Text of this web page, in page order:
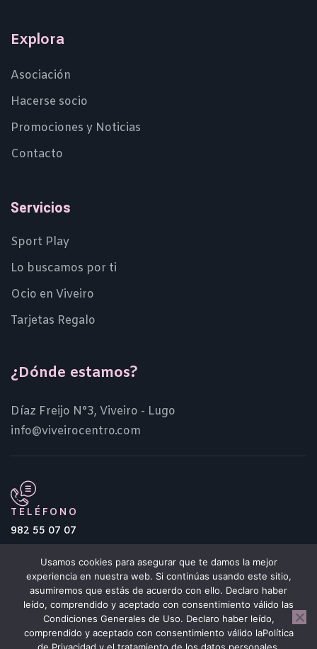
Explora
Asociación
Hacerse socio
Promociones y Noticias
Contacto
Servicios
Sport Play
Lo buscamos por ti
Ocio en Viveiro
Tarjetas Regalo
¿Dónde estamos?
Díaz Freijo N°3, Viveiro - Lugo
info@viveirocentro.com
TELÉFONO
982 55 07 07
Centro Comercial Histórico de Viveiro
Usamos cookies para asegurar que te damos la mejor
experiencia en nuestra web. Si continúas usando este sitio,
asumiremos que estás de acuerdo con ello. Declaro haber
leído, comprendido y aceptado con consentimiento válido las
Condiciones Generales de Uso. Declaro haber leído,
comprendido y aceptado con consentimiento válido laPolítica